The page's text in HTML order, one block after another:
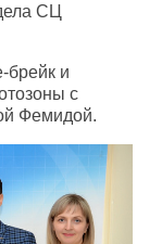
СЦ
брейк и
с
Фемидой.